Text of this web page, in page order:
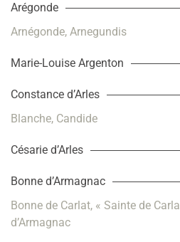
Arégonde
Arnégonde, Arnegundis
Marie-Louise Argenton
Constance d’Arles
Blanche, Candide
Césarie d’Arles
Bonne d’Armagnac
Bonne de Carlat, « Sainte de
d’Armagnac